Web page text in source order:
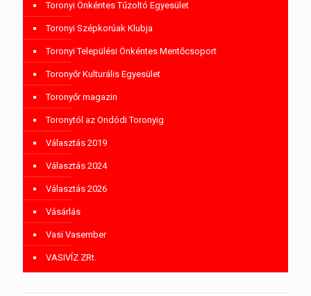
Toronyi Önkéntes Tűzoltó Egyesület
Toronyi Szépkorúak Klubja
Toronyi Települési Önkéntes Mentőcsoport
Toronyőr Kulturális Egyesület
Toronyőr magazin
Toronytól az Ondódi Toronyig
Választás 2019
Választás 2024
Választás 2026
Vásárlás
Vasi Vasember
VASIVÍZ ZRt.